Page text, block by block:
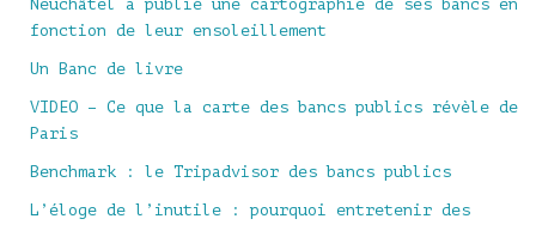
Neuchâtel a publié une cartographie de ses bancs en
fonction de leur ensoleillement
Un Banc de livre
VIDEO – Ce que la carte des bancs publics révèle de
Paris
Benchmark : le Tripadvisor des bancs publics
L’éloge de l’inutile : pourquoi entretenir des